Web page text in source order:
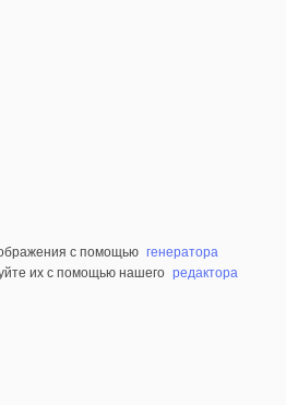
с помощью генератора
их с помощью нашего редактора